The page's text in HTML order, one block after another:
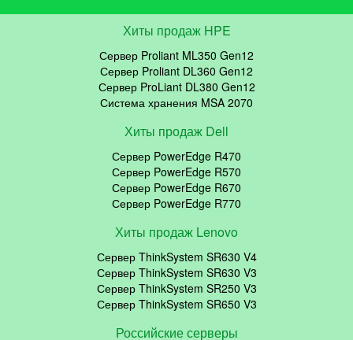
Хиты продаж HPE
Сервер Proliant ML350 Gen12
Сервер Proliant DL360 Gen12
Сервер ProLiant DL380 Gen12
Система хранения MSA 2070
Хиты продаж Dell
Сервер PowerEdge R470
Сервер PowerEdge R570
Сервер PowerEdge R670
Сервер PowerEdge R770
Хиты продаж Lenovo
Сервер ThinkSystem SR630 V4
Сервер ThinkSystem SR630 V3
Сервер ThinkSystem SR250 V3
Сервер ThinkSystem SR650 V3
Российские серверы